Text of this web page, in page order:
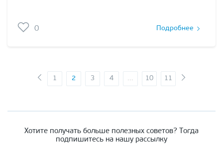
0 Подробнее
1 2 3 4 ... 10 11
Хотите получать больше полезных советов? Тогда
подпишитесь на нашу рассылку